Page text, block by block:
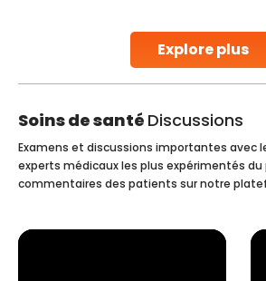
Explore plus
collected, they process the
Soins de santé Discussions
Examens et discussions importantes avec
experts médicaux les plus expérimentés du
commentaires des patients sur notre